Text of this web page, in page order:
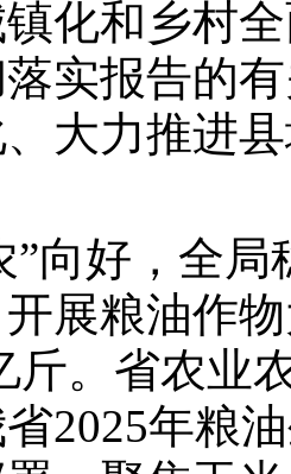
化和乡村
实报告的
大力推进
”向好，全
展粮油作
斤。省农业
2025年粮